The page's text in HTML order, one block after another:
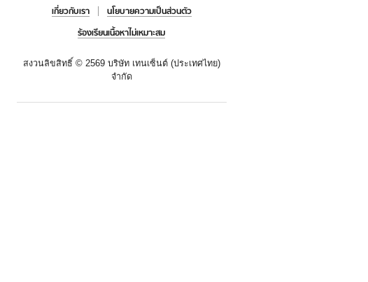
เกี่ยวกับเรา
นโยบายความเป็นส่วนตัว
ร้องเรียนเนื้อหาไม่เหมาะสม
สงวนลิขสิทธิ์ © 2569 บริษัท เทนเซ็นต์ (ประเทศไทย)
จำกัด